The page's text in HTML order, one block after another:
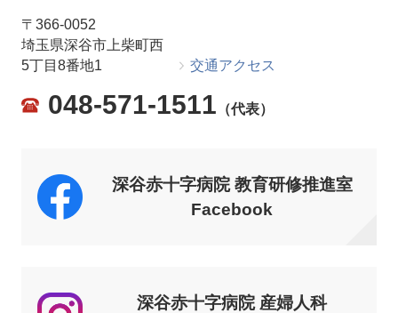
〒366-0052
埼玉県深谷市上柴町西
5丁目8番地1
交通アクセス
048-571-1511 （代表）
深谷赤十字病院 教育研修推進室
Facebook
深谷赤十字病院 産婦人科